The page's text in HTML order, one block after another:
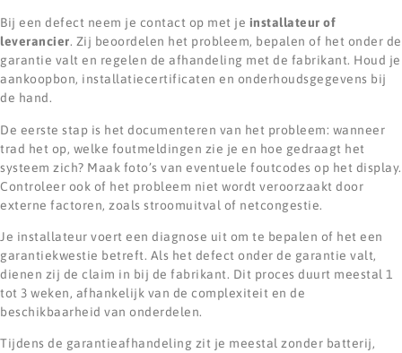
Bij een defect neem je contact op met je installateur of
leverancier. Zij beoordelen het probleem, bepalen of het onder de
garantie valt en regelen de afhandeling met de fabrikant. Houd je
aankoopbon, installatiecertificaten en onderhoudsgegevens bij
de hand.
De eerste stap is het documenteren van het probleem: wanneer
trad het op, welke foutmeldingen zie je en hoe gedraagt het
systeem zich? Maak foto’s van eventuele foutcodes op het display.
Controleer ook of het probleem niet wordt veroorzaakt door
externe factoren, zoals stroomuitval of netcongestie.
Je installateur voert een diagnose uit om te bepalen of het een
garantiekwestie betreft. Als het defect onder de garantie valt,
dienen zij de claim in bij de fabrikant. Dit proces duurt meestal 1
tot 3 weken, afhankelijk van de complexiteit en de
beschikbaarheid van onderdelen.
Tijdens de garantieafhandeling zit je meestal zonder batterij,